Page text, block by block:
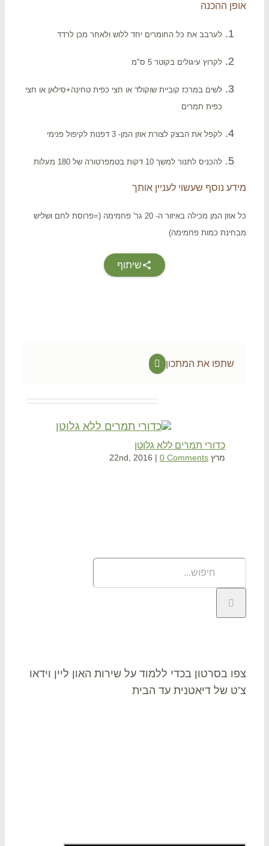
ההכנה
לערבב את כל החומרים יחד ללוש ולאחר מכן לרדד
לקרוץ עיגולים בקוטר 5 ס"מ
לשים במרכז קוביית שוקולד או חצי כפית טחינה+סילאן או חצי
כפית תמרים
לקפל את הבצק לצורת אוזן המן- 3 דפנות לקיפול פנימי
להכניס לתנור למשך 10 דקות בטמפרטורה של 180 מעלות
נוסף שעשוי לעניין אותך
כל אוזן המן מכילה באיזור ה- 20 גר' פחמימה (=פרוסת לחם ושליש
כמות פחמימה)
שיתוף
שתפו את המתכון Facebook
כדורי תמרים ללא גלוטן
| 0 Comments
בסרטון בכדי ללמוד על שירות האון ליין וידאו
של דיאטנית עד הבית